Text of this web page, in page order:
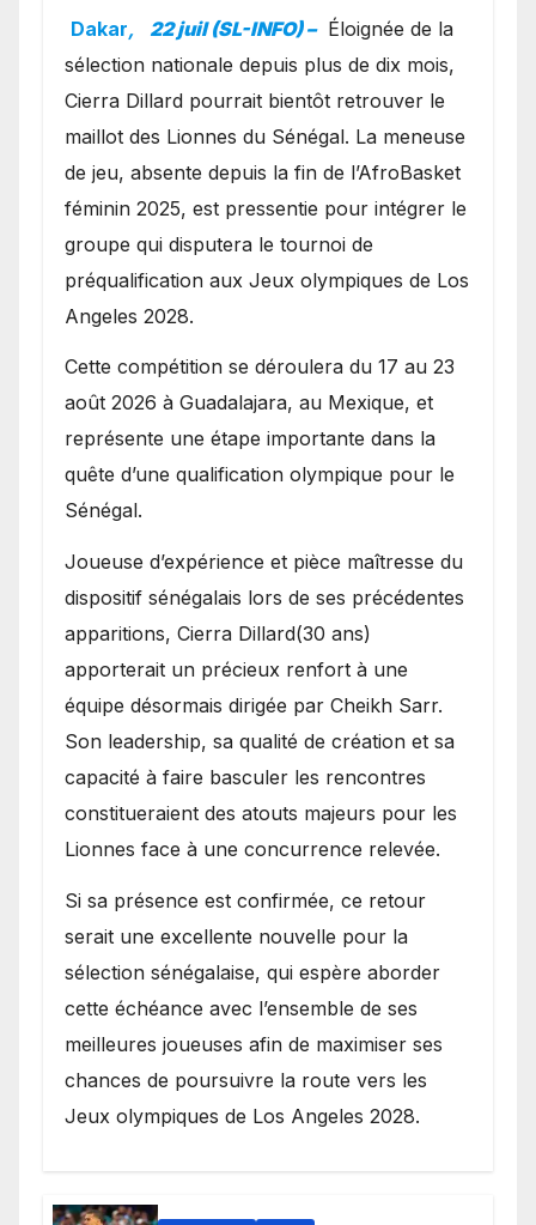
avec les Lionnes ?
Dakar, 22 juil (SL-INFO) – Éloignée de la
sélection nationale depuis plus de dix mois,
Cierra Dillard pourrait bientôt retrouver le
maillot des Lionnes du Sénégal. La meneuse
de jeu, absente depuis la fin de l’AfroBasket
féminin 2025, est pressentie pour intégrer le
groupe qui disputera le tournoi de
préqualification aux Jeux olympiques de Los
Angeles 2028.
Cette compétition se déroulera du 17 au 23
août 2026 à Guadalajara, au Mexique, et
représente une étape importante dans la
quête d’une qualification olympique pour le
Sénégal.
Joueuse d’expérience et pièce maîtresse du
dispositif sénégalais lors de ses précédentes
apparitions, Cierra Dillard(30 ans)
apporterait un précieux renfort à une
équipe désormais dirigée par Cheikh Sarr.
Son leadership, sa qualité de création et sa
capacité à faire basculer les rencontres
constitueraient des atouts majeurs pour les
Lionnes face à une concurrence relevée.
Si sa présence est confirmée, ce retour
serait une excellente nouvelle pour la
sélection sénégalaise, qui espère aborder
cette échéance avec l’ensemble de ses
meilleures joueuses afin de maximiser ses
chances de poursuivre la route vers les
Jeux olympiques de Los Angeles 2028.